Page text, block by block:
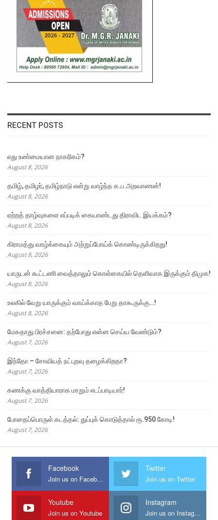
RECENT POSTS
எது உண்மையான நாகரிகம்?
August 8, 2026
தமிழ், தமிழர், தமிழ்நாடு என்று வாழ்ந்த க.ப.அறவாணன்!
August 8, 2026
ஏற்றத் தாழ்வுகளை எப்படிக் கையாண்டது திராவிட இயக்கம்?
August 8, 2026
கிராமத்து வாழ்க்கையும் அற்றுப்போய்க் கொண்டிருக்கிறது!
August 8, 2026
யாருடன் கூட்டணி வைத்தாலும் கொள்கையில் தெளிவாக இருக்கும் திமுக!
August 8, 2026
உலகில் வேறு யாருக்கும் வாய்க்காத பேறு தாகூருக்கு…!
August 8, 2026
மேகதாது பிரச்சனை: தற்போது என்ன செய்ய வேண்டும்?
August 7, 2026
இந்தோ – சோவியத் நட்புறவு தழைக்கிறதா?
August 7, 2026
கணக்கு வாத்தியாராக மாறும் எடப்பாடியார்!
August 7, 2026
போதைப்பொருள் கடத்தல்: துப்புக் கொடுத்தால் ரூ.950 கோடி!
August 7, 2026
Facebook
Join us on Facebook
Twitter
Join us on Twitter
Youtube
Join us on Youtube
Instagram
Join us on Instagram